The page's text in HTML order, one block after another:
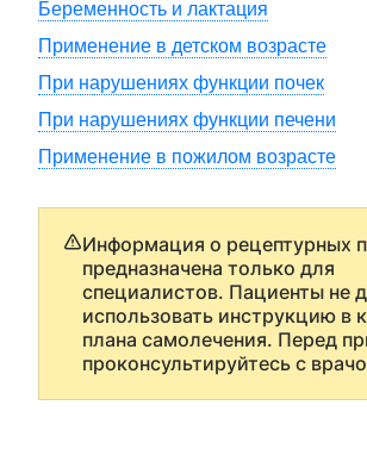
Беременность и лактация
Применение в детском возрасте
При нарушениях функции почек
При нарушениях функции печени
Применение в пожилом возрасте
Информация о рецептурных
предназначена только для
специалистов. Пациенты не
использовать инструкцию в
плана самолечения. Перед
проконсультируйтесь с